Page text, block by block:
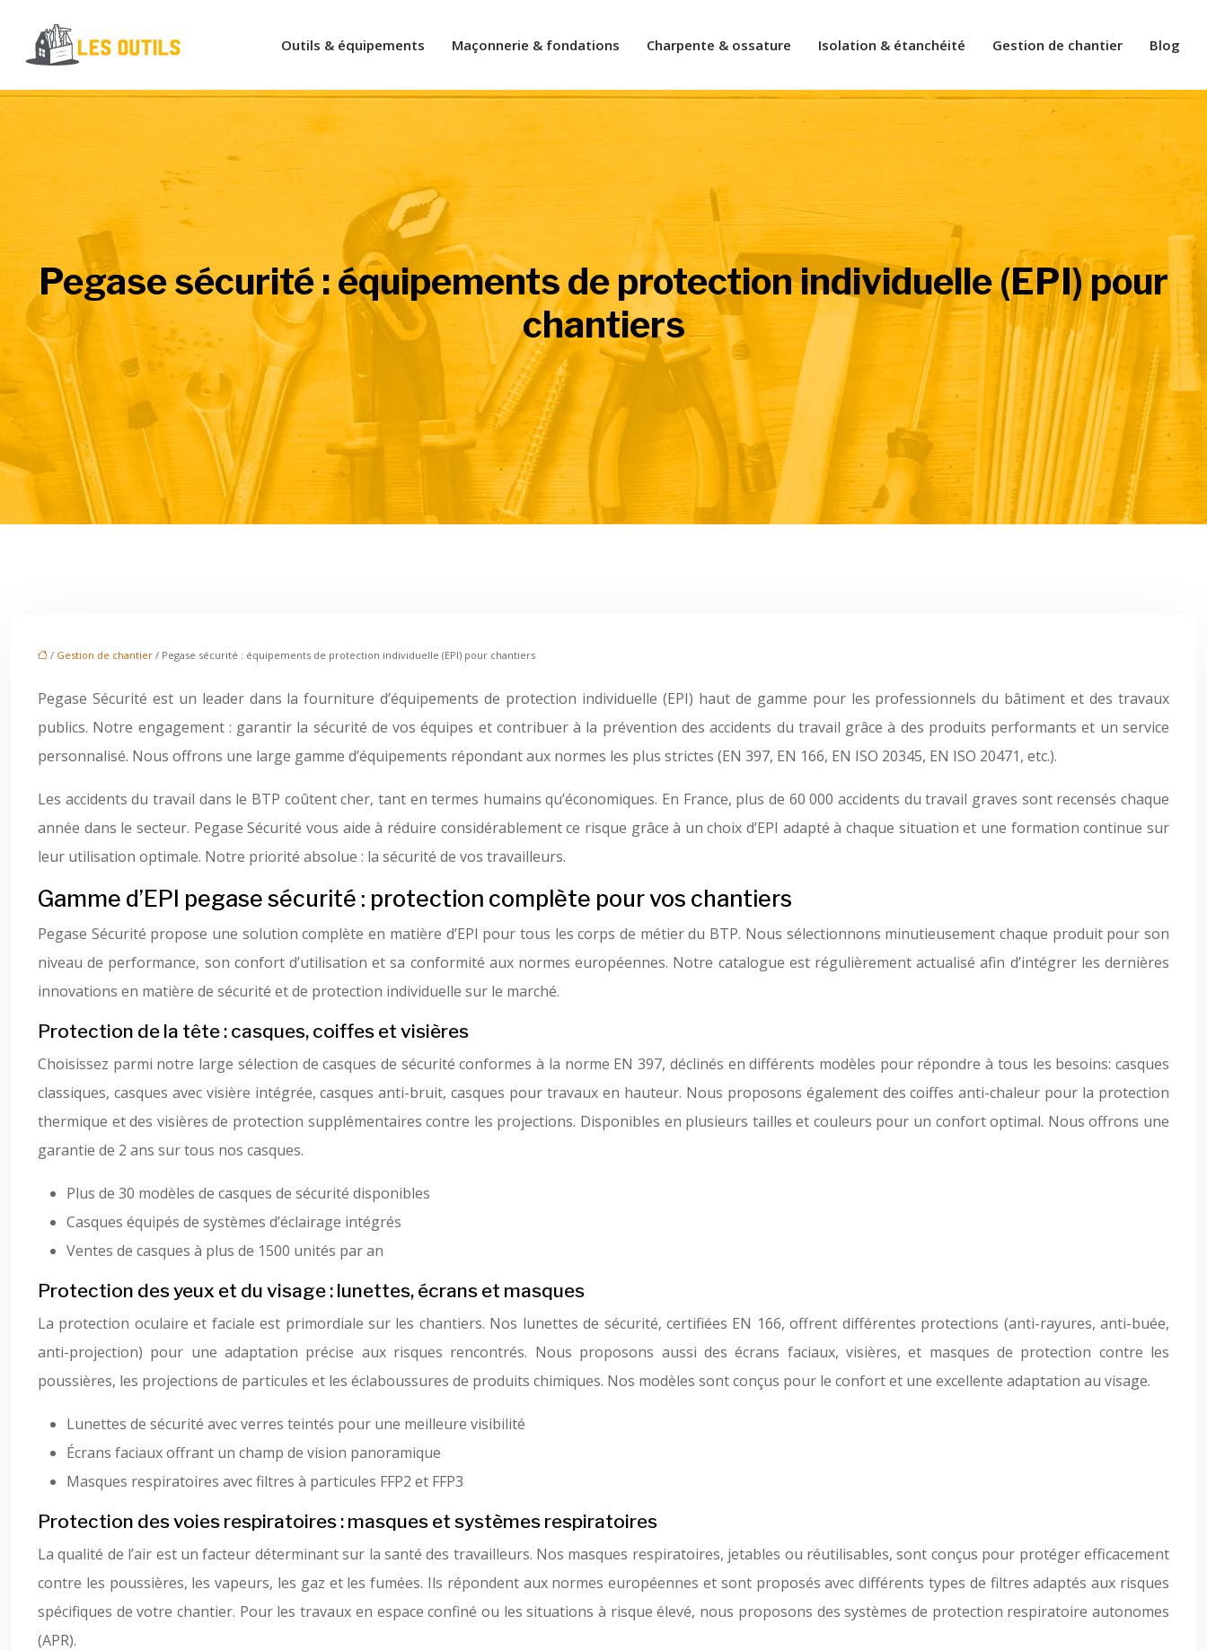
Outils & équipements Maçonnerie & fondations Charpente & ossature Isolation & étanchéité Gestion de chantier Blog
Pegase sécurité : équipements de protection individuelle (EPI) pour
chantiers
/ Gestion de chantier / Pegase sécurité : équipements de protection individuelle (EPI) pour chantiers
Pegase Sécurité est un leader dans la fourniture d’équipements de protection individuelle (EPI) haut de gamme pour les professionnels du bâtiment et des travaux
publics. Notre engagement : garantir la sécurité de vos équipes et contribuer à la prévention des accidents du travail grâce à des produits performants et un service
personnalisé. Nous offrons une large gamme d’équipements répondant aux normes les plus strictes (EN 397, EN 166, EN ISO 20345, EN ISO 20471, etc.).
Les accidents du travail dans le BTP coûtent cher, tant en termes humains qu’économiques. En France, plus de 60 000 accidents du travail graves sont recensés chaque
année dans le secteur. Pegase Sécurité vous aide à réduire considérablement ce risque grâce à un choix d’EPI adapté à chaque situation et une formation continue sur
leur utilisation optimale. Notre priorité absolue : la sécurité de vos travailleurs.
Gamme d’EPI pegase sécurité : protection complète pour vos chantiers
Pegase Sécurité propose une solution complète en matière d’EPI pour tous les corps de métier du BTP. Nous sélectionnons minutieusement chaque produit pour son
niveau de performance, son confort d’utilisation et sa conformité aux normes européennes. Notre catalogue est régulièrement actualisé afin d’intégrer les dernières
innovations en matière de sécurité et de protection individuelle sur le marché.
Protection de la tête : casques, coiffes et visières
Choisissez parmi notre large sélection de casques de sécurité conformes à la norme EN 397, déclinés en différents modèles pour répondre à tous les besoins: casques
classiques, casques avec visière intégrée, casques anti-bruit, casques pour travaux en hauteur. Nous proposons également des coiffes anti-chaleur pour la protection
thermique et des visières de protection supplémentaires contre les projections. Disponibles en plusieurs tailles et couleurs pour un confort optimal. Nous offrons une
garantie de 2 ans sur tous nos casques.
Plus de 30 modèles de casques de sécurité disponibles
Casques équipés de systèmes d’éclairage intégrés
Ventes de casques à plus de 1500 unités par an
Protection des yeux et du visage : lunettes, écrans et masques
La protection oculaire et faciale est primordiale sur les chantiers. Nos lunettes de sécurité, certifiées EN 166, offrent différentes protections (anti-rayures, anti-buée,
anti-projection) pour une adaptation précise aux risques rencontrés. Nous proposons aussi des écrans faciaux, visières, et masques de protection contre les
poussières, les projections de particules et les éclaboussures de produits chimiques. Nos modèles sont conçus pour le confort et une excellente adaptation au visage.
Lunettes de sécurité avec verres teintés pour une meilleure visibilité
Écrans faciaux offrant un champ de vision panoramique
Masques respiratoires avec filtres à particules FFP2 et FFP3
Protection des voies respiratoires : masques et systèmes respiratoires
La qualité de l’air est un facteur déterminant sur la santé des travailleurs. Nos masques respiratoires, jetables ou réutilisables, sont conçus pour protéger efficacement
contre les poussières, les vapeurs, les gaz et les fumées. Ils répondent aux normes européennes et sont proposés avec différents types de filtres adaptés aux risques
spécifiques de votre chantier. Pour les travaux en espace confiné ou les situations à risque élevé, nous proposons des systèmes de protection respiratoire autonomes
(APR).